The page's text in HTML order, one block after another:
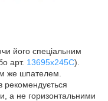
його спеціальним
арт. 13695х245С).
же шпателем.
рекомендується
а не горизонтальними